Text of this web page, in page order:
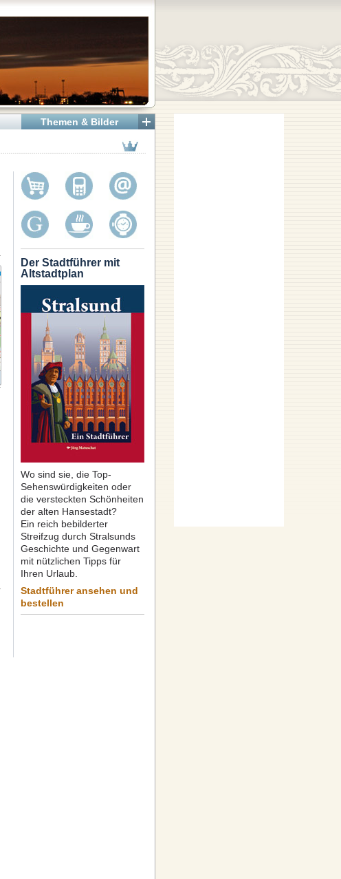
Themen & Bilder
Der Stadtführer mit
Altstadtplan
Wo sind sie, die Top-
Sehenswürdigkeiten oder
die versteckten Schönheiten
der alten Hansestadt?
Ein reich bebilderter
Streifzug durch Stralsunds
Geschichte und Gegenwart
mit nützlichen Tipps für
Ihren Urlaub.
Stadtführer ansehen und
bestellen